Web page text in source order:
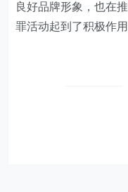
良好品牌形象，也在
罪活动起到了积极作用